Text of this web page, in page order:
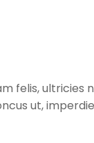
felis, ultricies
ut,